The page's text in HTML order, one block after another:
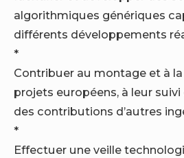
algorithmiques génériques
différents développements
*
Contribuer au montage et à
projets européens, à leur
des contributions d’autres
*
Effectuer une veille